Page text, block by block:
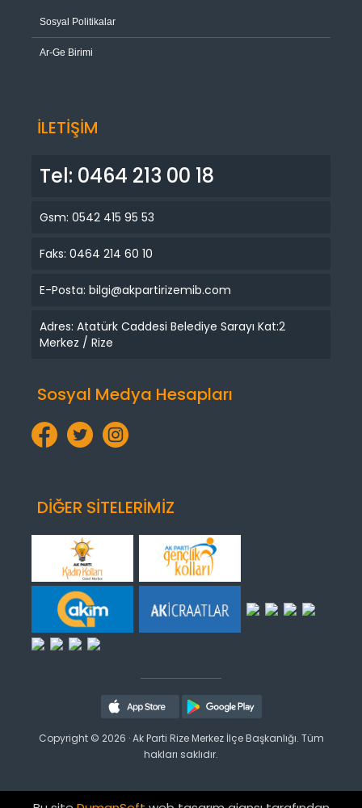
Sosyal Politikalar
Ar-Ge Birimi
İLETİŞİM
Tel: 0464 213 00 18
Gsm: 0542 415 95 53
Faks: 0464 214 60 10
E-Posta: bilgi@akpartirizemib.com
Adres: Atatürk Caddesi Belediye Sarayı Kat:2
Merkez / Rize
Sosyal Medya Hesapları
DİĞER SİTELERİMİZ
Copyright © 2026 · Ak Parti Rize Merkez İlçe Başkanlığı. Tüm
hakları saklıdır.